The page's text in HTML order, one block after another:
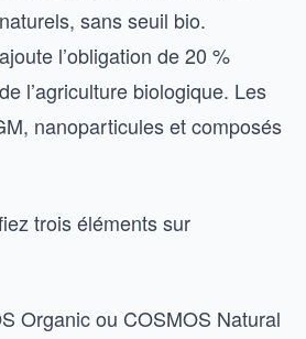
sans seuil bio.
l’obligation de 20 %
l’agriculture biologique. Les
nanoparticules et composés
trois éléments sur
Organic ou COSMOS Natural